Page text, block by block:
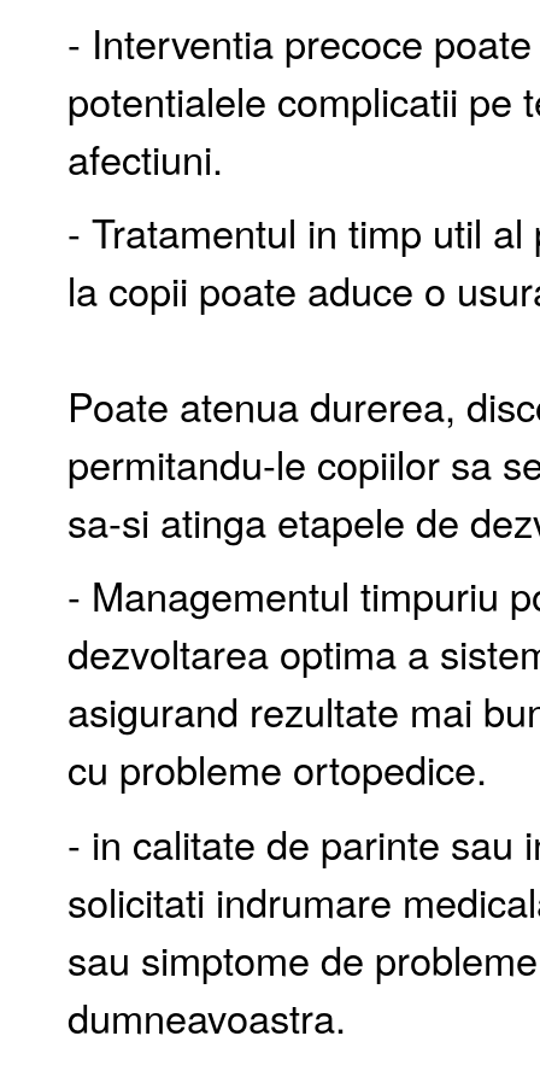
- Interventia precoce
potentialele complicatii pe
afectiuni.
- Tratamentul in timp util
la copii poate aduce o
Poate atenua durerea,
permitandu-le copiilor sa
sa-si atinga etapele de
- Managementul timpuriu
dezvoltarea optima a
asigurand rezultate mai
cu probleme ortopedice.
- in calitate de parinte sau
solicitati indrumare
sau simptome de
dumneavoastra.